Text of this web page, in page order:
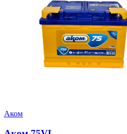
Аком